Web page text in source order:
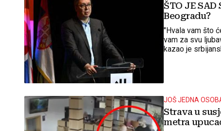
ŠTO JE
Beogradu?
"Hvala vam što
vam za svu
kazao je
JOŠ JEDNA
Strava u
metra